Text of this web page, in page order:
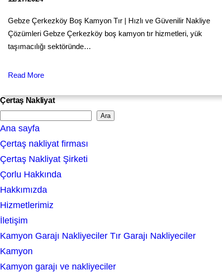
Gebze Çerkezköy Boş Kamyon Tır | Hızlı ve Güvenilir Nakliye
Çözümleri Gebze Çerkezköy boş kamyon tır hizmetleri, yük
taşımacılığı sektöründe…
Read More
Çertaş Nakliyat
e
a
r
c
h
Ara
Ana sayfa
Çertaş nakliyat firması
Çertaş Nakliyat Şirketi
Çorlu Hakkında
Hakkımızda
Hizmetlerimiz
İletişim
Kamyon Garajı Nakliyeciler Tır Garajı Nakliyeciler
Kamyon
Kamyon garajı ve nakliyeciler